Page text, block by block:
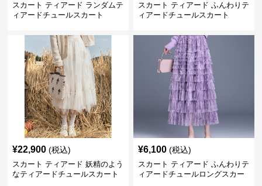
スカート ティアード ランダムテ
ィアードチュールスカート
スカート ティアード ふんわりテ
ィアードチュールスカート
¥22,900 (税込)
スカート ティアード 妖精のよう
なティアードチュールスカート
¥6,100 (税込)
スカート ティアード ふんわりテ
ィアードチュールロングスカー